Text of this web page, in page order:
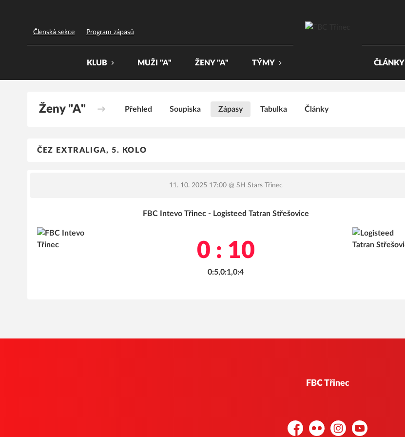
Členská sekce Program zápasů
KLUB MUŽI "A" ŽENY "A" TÝMY ČLÁNKY
Ženy "A" Přehled Soupiska Zápasy Tabulka Články
ČEZ EXTRALIGA, 5. KOLO
11. 10. 2025 17:00@ SH Stars Třinec
FBC Intevo Třinec - Logisteed Tatran Střešovice
0 : 10
0:5,0:1,0:4
FBC Třinec
FacebookFlickr InstagramYouTube